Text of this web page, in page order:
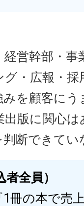
営幹部・事
・広報・採
みを顧客に
出版に関心
断できてい
全員）
冊の本で売